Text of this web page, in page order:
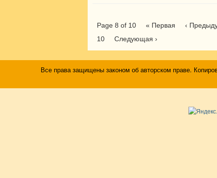
Page 8 of 10 « Первая
‹
10
Следующая ›
Все права защищены законом об авторском праве.